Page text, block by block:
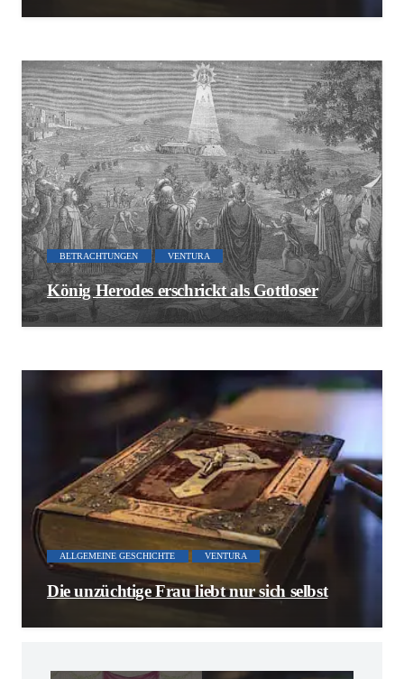
BETRACHTUNGEN VENTURA
König Herodes erschrickt als Gottloser
ALLGEMEINE GESCHICHTE VENTURA
Die unzüchtige Frau liebt nur sich selbst